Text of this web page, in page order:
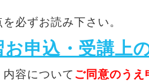
必ずお読み下さい。
申込・受講上
容について ご同意のうえ